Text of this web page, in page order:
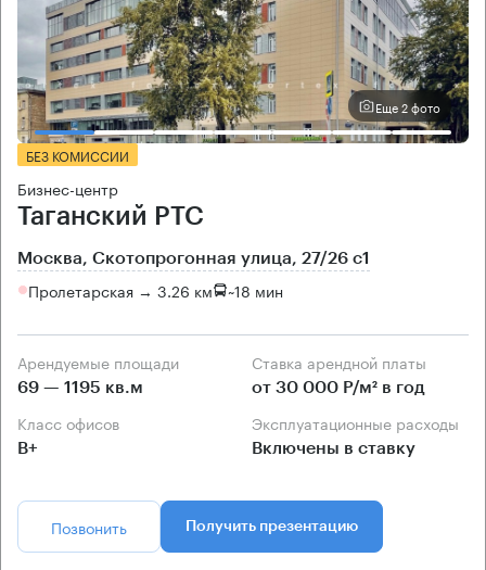
Еще 2 фото
БЕЗ КОМИССИИ
Бизнес-центр
Таганский РТС
Москва, Скотопрогонная улица, 27/26 с1
Пролетарская → 3.26 км ~18 мин
Арендуемые площади
69 — 1195 кв.м
Ставка арендной платы
от 30 000 Р/м² в год
Класс офисов
B+
Эксплуатационные расходы
Включены в ставку
Позвонить Получить презентацию